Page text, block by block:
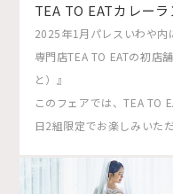
TEA TO EATカレーラ
2025年1月パレスいわや内
専門店TEA TO EATの初店
と）』
このフェアでは、TEA TO
日2組限定でお楽しみいた